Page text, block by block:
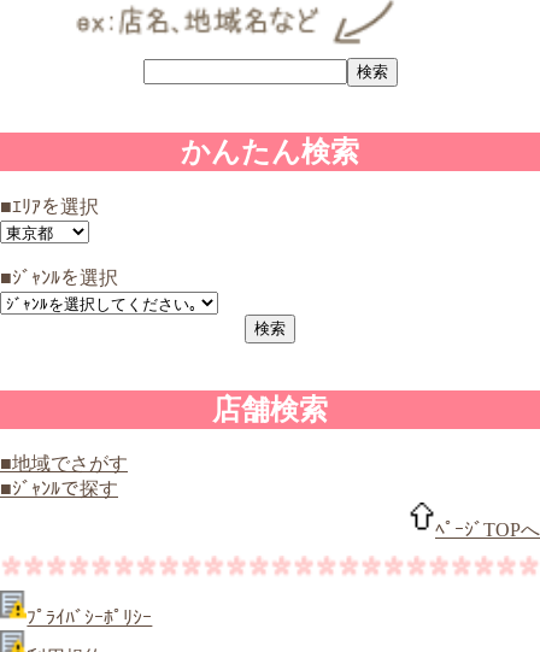
かんたん検索
■ｴﾘｱを選択
■ｼﾞｬﾝﾙを選択
店舗検索
■地域でさがす
■ｼﾞｬﾝﾙで探す
ﾍﾟｰｼﾞTOPへ
ﾌﾟﾗｲﾊﾞｼｰﾎﾟﾘｼｰ